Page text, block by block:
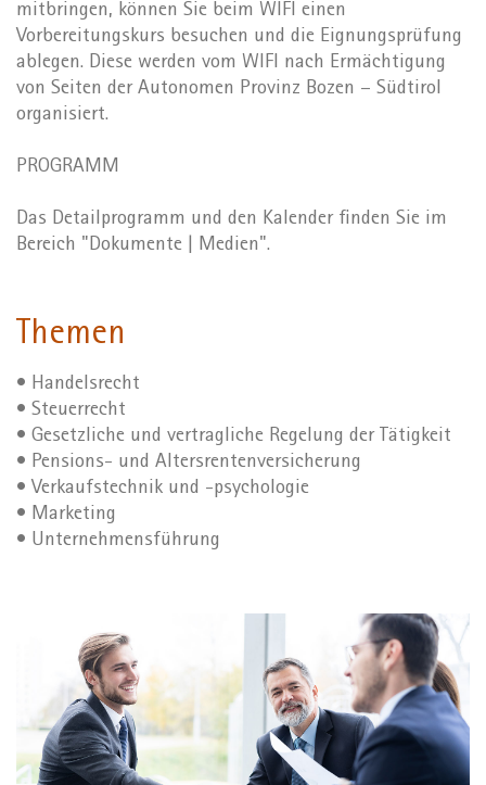
mitbringen, können Sie beim WIFI einen
Vorbereitungskurs besuchen und die Eignungsprüfung
ablegen. Diese werden vom WIFI nach Ermächtigung
von Seiten der Autonomen Provinz Bozen – Südtirol
organisiert.
PROGRAMM
Das Detailprogramm und den Kalender finden Sie im
Bereich "Dokumente | Medien".
Themen
• Handelsrecht
• Steuerrecht
• Gesetzliche und vertragliche Regelung der Tätigkeit
• Pensions- und Altersrentenversicherung
• Verkaufstechnik und -psychologie
• Marketing
• Unternehmensführung